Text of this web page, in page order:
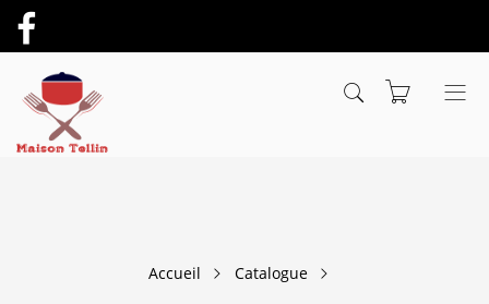
Accueil Catalogue